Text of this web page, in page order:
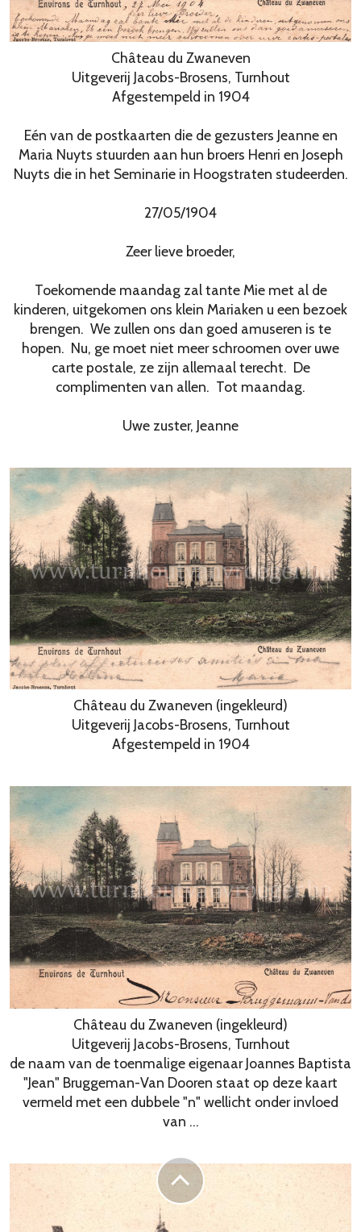
Château du Zwaneven
Uitgeverij Jacobs-Brosens, Turnhout
Afgestempeld in 1904
Eén van de postkaarten die de gezusters Jeanne en
Maria Nuyts stuurden aan hun broers Henri en Joseph
Nuyts die in het Seminarie in Hoogstraten studeerden.
27/05/1904
Zeer lieve broeder,
Toekomende maandag zal tante Mie met al de
kinderen, uitgekomen ons klein Mariaken u een bezoek
brengen. We zullen ons dan goed amuseren is te
hopen. Nu, ge moet niet meer schroomen over uwe
carte postale, ze zijn allemaal terecht. De
complimenten van allen. Tot maandag.
Uwe zuster, Jeanne
Château du Zwaneven (ingekleurd)
Uitgeverij Jacobs-Brosens, Turnhout
Afgestempeld in 1904
Château du Zwaneven (ingekleurd)
Uitgeverij Jacobs-Brosens, Turnhout
de naam van de toenmalige eigenaar Joannes Baptista
"Jean" Bruggeman-Van Dooren staat op deze kaart
vermeld met een dubbele "n" wellicht onder invloed
van ...